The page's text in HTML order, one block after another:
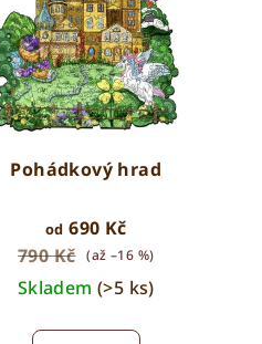
Pohádkový hrad
od 690 Kč
790 Kč (až –16 %)
Skladem (>5 ks)